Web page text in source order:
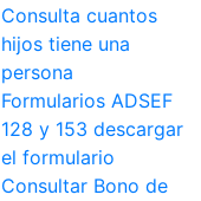
Consulta cuantos
hijos tiene una
persona
Formularios ADSEF
128 y 153 descargar
el formulario
Consultar Bono de